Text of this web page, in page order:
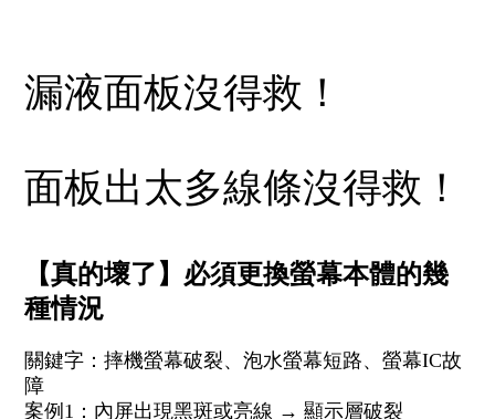
漏液面板沒得救！
面板出太多線條沒得救！
【真的壞了】必須更換螢幕本體的幾
種情況
關鍵字：摔機螢幕破裂、泡水螢幕短路、螢幕IC故
障
案例1：內屏出現黑斑或亮線 → 顯示層破裂